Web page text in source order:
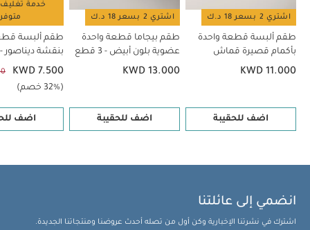
اشتري 2 بسعر 18 د.ك
طقم ألبسة قطعة واحدة
بأكمام قصيرة قماش
عضوي بلون أبيض - 5 قطع
KWD 11.000
اضف للحقيبة
اشتري 2 بسعر 18 د.ك
طقم بيجاما قطعة واحدة
عضوية بلون أبيض - 3 قطع
KWD 13.000
اضف للحقيبة
خدمة تغليف
طقم ألبسة
بنقشة ديناصور - 5
KWD 7.500
(32% خصم)
اضف
انضمي إلى عائلتنا
اشترك في نشرتنا الإخبارية وكن أول من تصله أحدث عروضنا ومنتجاتنا الجديدة.